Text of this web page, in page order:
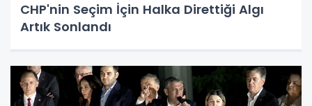
CHP'nin Seçim İçin Halka Direttiği Algı
Artık Sonlandı